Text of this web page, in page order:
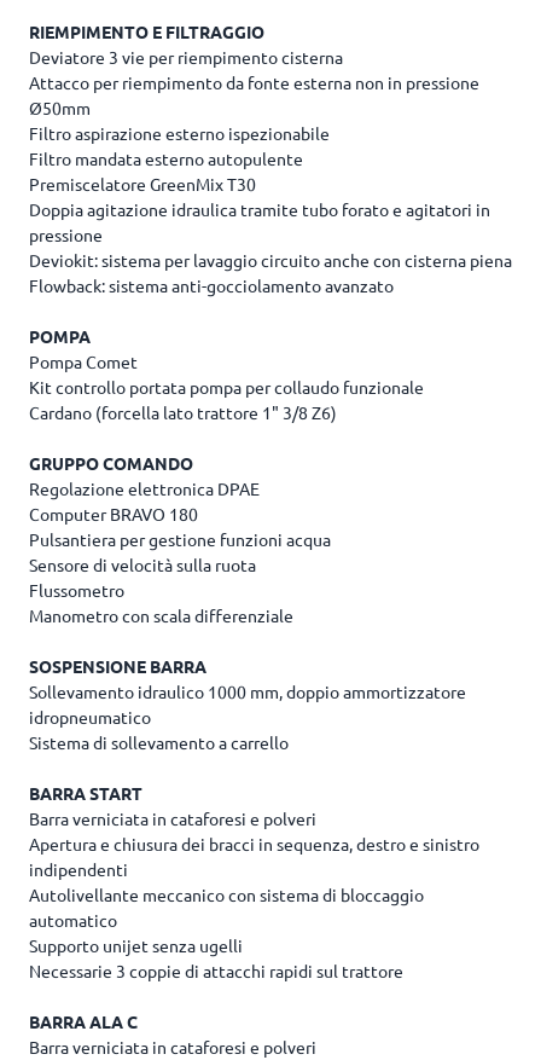
RIEMPIMENTO E FILTRAGGIO
Deviatore 3 vie per riempimento cisterna
Attacco per riempimento da fonte esterna non in pressione
Ø50mm
Filtro aspirazione esterno ispezionabile
Filtro mandata esterno autopulente
Premiscelatore GreenMix T30
Doppia agitazione idraulica tramite tubo forato e agitatori in
pressione
Deviokit: sistema per lavaggio circuito anche con cisterna piena
Flowback: sistema anti-gocciolamento avanzato
POMPA
Pompa Comet
Kit controllo portata pompa per collaudo funzionale
Cardano (forcella lato trattore 1" 3/8 Z6)
GRUPPO COMANDO
Regolazione elettronica DPAE
Computer BRAVO 180
Pulsantiera per gestione funzioni acqua
Sensore di velocità sulla ruota
Flussometro
Manometro con scala differenziale
SOSPENSIONE BARRA
Sollevamento idraulico 1000 mm, doppio ammortizzatore
idropneumatico
Sistema di sollevamento a carrello
BARRA START
Barra verniciata in cataforesi e polveri
Apertura e chiusura dei bracci in sequenza, destro e sinistro
indipendenti
Autolivellante meccanico con sistema di bloccaggio
automatico
Supporto unijet senza ugelli
Necessarie 3 coppie di attacchi rapidi sul trattore
BARRA ALA C
Barra verniciata in cataforesi e polveri